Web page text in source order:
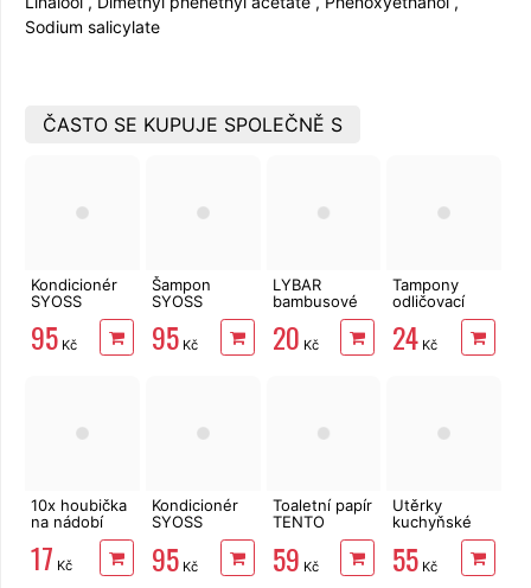
Sodium salicylate
ČASTO SE KUPUJE SPOLEČNĚ S
Kondicionér
SYOSS
Intense Color
440 ml
95 Kč
Šampon
SYOSS
Keratin 440
ml
95Kč
LYBAR
bambusové
tyčinky 200
ks
20 Kč
Tampony
odličovací
LINTEO 120
ks
24 Kč
10x houbička
na nádobí
17 Kč
Kondicionér
SYOSS
Keratin 440
ml
95Kč
Toaletní papír
TENTO
3vrstvý 8 rolí,
144 m
59 Kč
Utěrky
kuchyňské
TENTO Extra
Strong
3vrstvé, 2
55 Kč